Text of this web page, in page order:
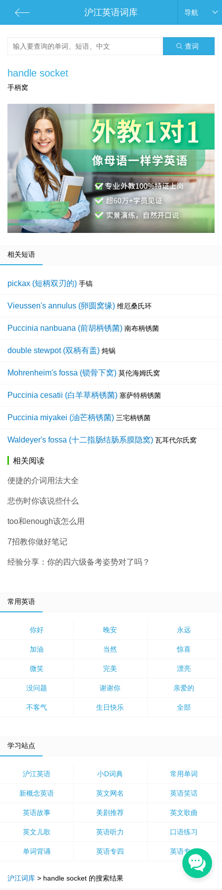
沪江英语词库 导航
查词
handle socket
手柄窝
相关短语
pickax (短柄双刃的) 手镐
Vieussen's annulus (卵圆窝缘) 维厄桑氏环
Puccinia nanbuana (前胡柄锈菌) 南布柄锈菌
double stewpot (双柄有盖) 炖锅
Mohrenheim's fossa (锁骨下窝) 莫伦海姆氏窝
Puccinia cesatii (白羊草柄锈菌) 塞萨特柄锈菌
Puccinia miyakei (油芒柄锈菌) 三宅柄锈菌
Waldeyer's fossa (十二指肠结肠系膜隐窝) 瓦耳代尔氏窝
相关阅读
便捷的介词用法大全
悲伤时你该说些什么
too和enough该怎么用
7招教你做好笔记
经验分享：你的四六级备考姿势对了吗？
常用英语
你好 晚安 永远
加油 当然 惊喜
微笑 完美 漂亮
没问题 谢谢你 亲爱的
不客气 生日快乐 全部
学习站点
沪江英语 小D词典 常用单词
新概念英语 英文网名 英语笑话
英语故事 美剧推荐 英文歌曲
英文儿歌 英语听力 口语练习
单词背诵 英语专四 英语专八
沪江词库 > handle socket 的搜索结果